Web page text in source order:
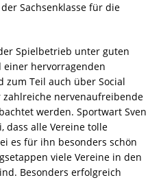
Sachsenklasse für die
Spielbetrieb unter guten
hervorragenden
zum Teil auch über Social
nervenaufreibende
werden. Sportwart Sven
dass alle Vereine tolle
es für ihn besonders schön
viele Vereine in den
Besonders erfolgreich